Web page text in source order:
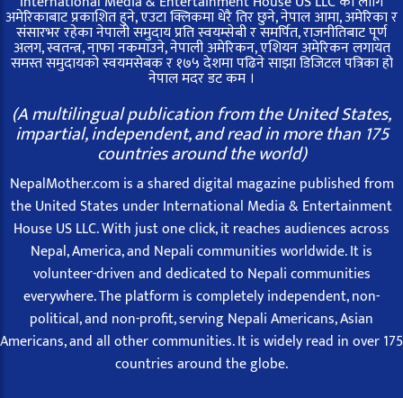
अमेरिकाबाट प्रकाशित हुने, एउटा क्लिकमा धेरै तिर छुने, नेपाल आमा, अमेरिका र
संसारभर रहेका नेपाली समुदाय प्रति स्वयम्सेबी र समर्पित, राजनीतिबाट पूर्ण
अलग, स्वतन्त्र, नाफा नकमाउने, नेपाली अमेरिकन, एशियन अमेरिकन लगायत
समस्त समुदायको स्वयमसेबक र १७५ देशमा पढिने साझा डिजिटल पत्रिका हो
नेपाल मदर डट कम ।
(A multilingual publication from the United States,
impartial, independent, and read in more than 175
countries around the world)
NepalMother.com is a shared digital magazine published from
the United States under International Media & Entertainment
House US LLC. With just one click, it reaches audiences across
Nepal, America, and Nepali communities worldwide. It is
volunteer-driven and dedicated to Nepali communities
everywhere. The platform is completely independent, non-
political, and non-profit, serving Nepali Americans, Asian
Americans, and all other communities. It is widely read in over 175
countries around the globe.